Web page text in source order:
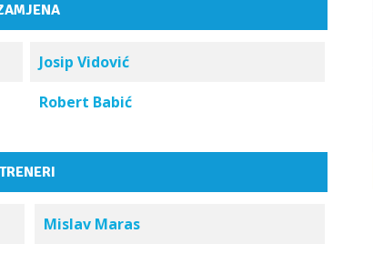
Josip Vidović
Robert Babić
TRENERI
Mislav Maras